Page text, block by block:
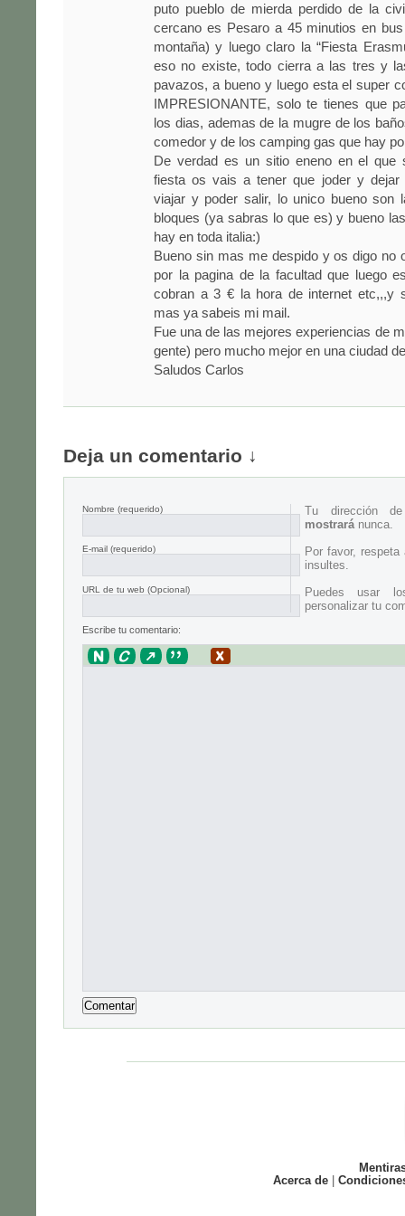
puto pueblo de mierda perdido de la
cercano es Pesaro a 45 minutios en
montaña) y luego claro la “Fiesta
eso no existe, todo cierra a las tres y
pavazos, a bueno y luego esta el super
IMPRESIONANTE, solo te tienes que
los dias, ademas de la mugre de los
comedor y de los camping gas que hay
De verdad es un sitio eneno en el que
fiesta os vais a tener que joder y dejar
viajar y poder salir, lo unico bueno son
bloques (ya sabras lo que es) y bueno
hay en toda italia:)
Bueno sin mas me despido y os digo no
por la pagina de la facultad que luego
cobran a 3 € la hora de internet etc,,,y
mas ya sabeis mi mail.
Fue una de las mejores experiencias de
gente) pero mucho mejor en una ciudad
Saludos Carlos
Deja un comentario ↓
Nombre (requerido)
E-mail (requerido)
URL de tu web (Opcional)
Tu dirección
mostrará nunca.
Por favor,
insultes.
Puedes usar
personalizar tu
Escribe tu comentario:
Acerca de